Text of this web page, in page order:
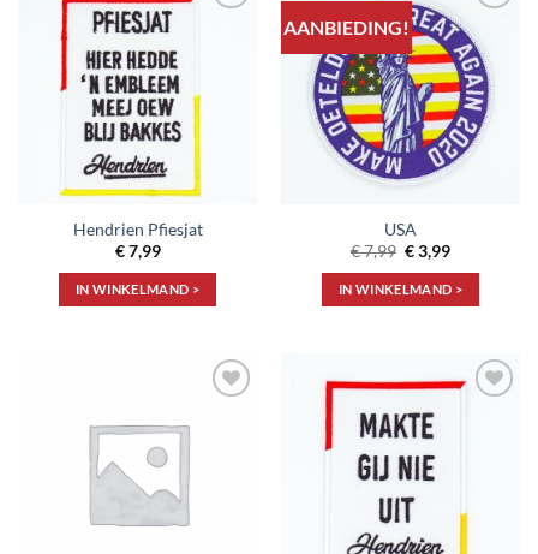
Hendrien Pfiesjat
€7,99
IN WINKELMAND >
AANBIEDING!
Toevoegen
aan
verlanglijst
USA
€7,99 Oorspronkelijke
prijs
was:
€ 7,99.
€3,99Huidige
is:
€ 3,99.
IN WINKELMAND >